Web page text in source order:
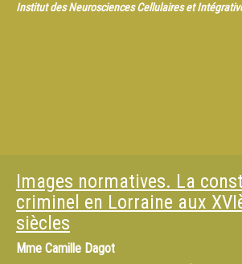
Institut des Neurosciences Cellulaires et
Images normatives. La
criminel en Lorraine aux
siècles
Mme Camille Dagot